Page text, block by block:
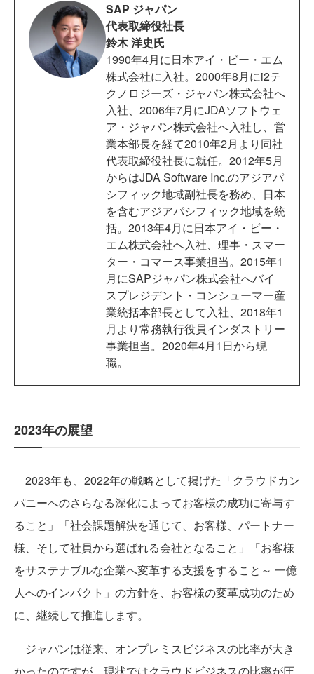
SAP ジャパン
代表取締役社⻑
鈴木 洋史氏
1990年4月に日本アイ・ビー・エム
株式会社に入社。2000年8月にi2テ
クノロジーズ・ジャパン株式会社へ
入社、2006年7月にJDAソフトウェ
ア・ジャパン株式会社へ入社し、営
業本部長を経て2010年2月より同社
代表取締役社長に就任。2012年5月
からはJDA Software Inc.のアジアパ
シフィック地域副社長を務め、日本
を含むアジアパシフィック地域を統
括。2013年4月に日本アイ・ビー・
エム株式会社へ入社、理事・スマー
ター・コマース事業担当。2015年1
月にSAPジャパン株式会社へバイ
スプレジデント・コンシューマー産
業統括本部長として入社、2018年1
月より常務執行役員インダストリー
事業担当。2020年4月1日から現
職。
2023年の展望
2023年も、2022年の戦略として掲げた「クラウドカン
パニーへのさらなる深化によってお客様の成功に寄与す
ること」「社会課題解決を通じて、お客様、パートナー
様、そして社員から選ばれる会社となること」「お客様
をサステナブルな企業へ変革する支援をすること～ 一億
人へのインパクト」の方針を、お客様の変革成功のため
に、継続して推進します。
ジャパンは従来、オンプレミスビジネスの比率が大き